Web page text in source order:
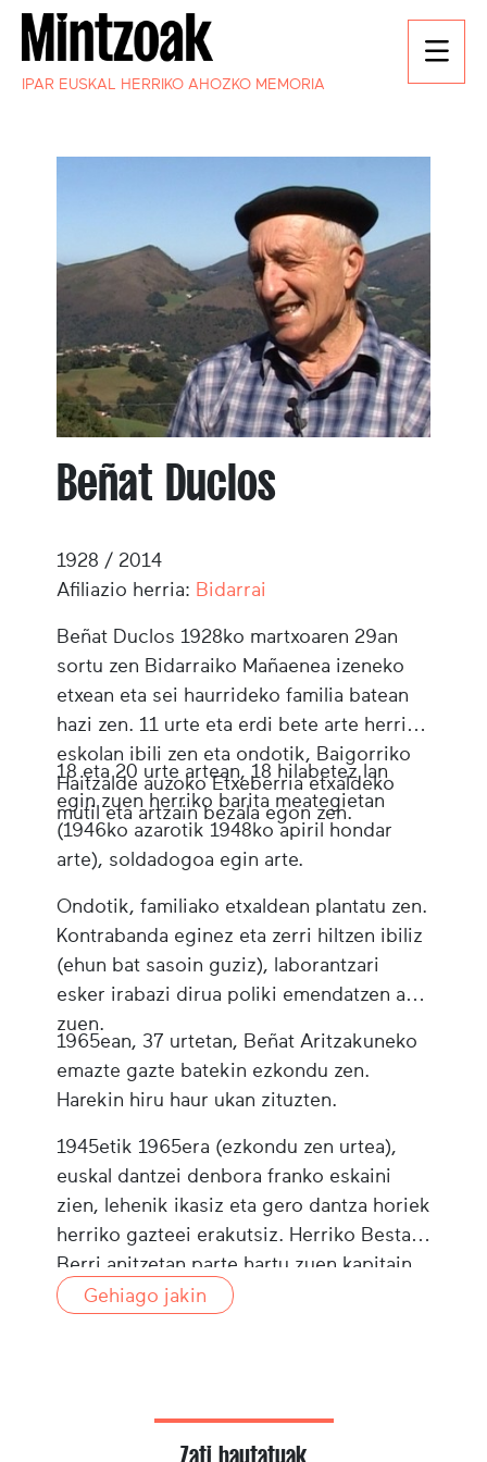
IPAR EUSKAL HERRIKO AHOZKO MEMORIA
Beñat Duclos
1928 / 2014
Afiliazio herria: Bidarrai
Beñat Duclos 1928ko martxoaren 29an
sortu zen Bidarraiko Mañaenea izeneko
etxean eta sei haurrideko familia batean
hazi zen. 11 urte eta erdi bete arte herriko
eskolan ibili zen eta ondotik, Baigorriko
Haitzalde auzoko Etxeberria etxaldeko
mutil eta artzain bezala egon zen.
18 eta 20 urte artean, 18 hilabetez lan
egin zuen herriko barita meategietan
(1946ko azarotik 1948ko apiril hondar
arte), soldadogoa egin arte.
Ondotik, familiako etxaldean plantatu zen.
Kontrabanda eginez eta zerri hiltzen ibiliz
(ehun bat sasoin guziz), laborantzari
esker irabazi dirua poliki emendatzen ahal
zuen.
1965ean, 37 urtetan, Beñat Aritzakuneko
emazte gazte batekin ezkondu zen.
Harekin hiru haur ukan zituzten.
1945etik 1965era (ezkondu zen urtea),
euskal dantzei denbora franko eskaini
zien, lehenik ikasiz eta gero dantza horiek
herriko gazteei erakutsiz. Herriko Besta
Berri anitzetan parte hartu zuen kapitain,
makilari, sarjentu, zapur edo banderari
Gehiago jakin